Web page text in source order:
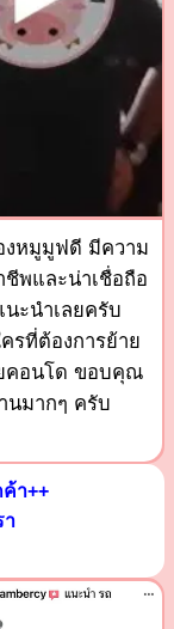
งหมูมูฟดี มีความ
ชีพและน่าเชื่อถือ
ะนำเลยครับ
รที่ต้องการย้าย
คอนโด ขอบคุณ
นมากๆ ครับ
า++
า